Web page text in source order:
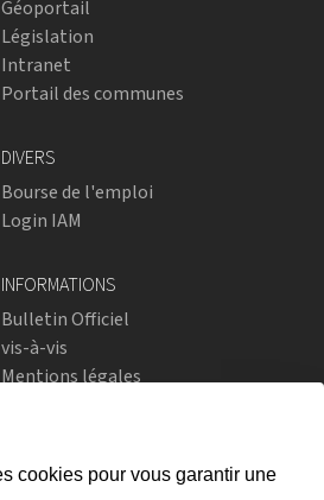
Géoportail
Législation
Intranet
Portail des communes
DIVERS
Bourse de l'emploi
Login IAM
INFORMATIONS
Bulletin Officiel
vis-à-vis
Mentions légales